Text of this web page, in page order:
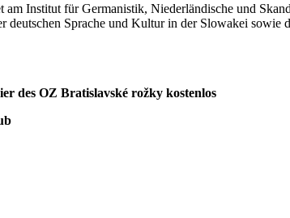
Institut für Germanistik, Niederländische und
deutschen Sprache und Kultur in der Slowakei
des OZ Bratislavské rožky kostenlos